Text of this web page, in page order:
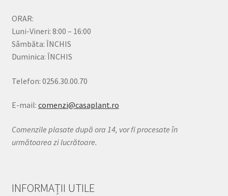
ORAR:
Luni-Vineri: 8:00 – 16:00
Sâmbăta: ÎNCHIS
Duminica: ÎNCHIS
Telefon: 0256.30.00.70
E-mail: comenzi@casaplant.ro
Comenzile plasate după ora 14, vor fi procesate în
următoarea zi lucrătoare.
INFORMAȚII UTILE